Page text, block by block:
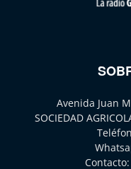
Avenida Juan
SOCIEDAD
Contacto: